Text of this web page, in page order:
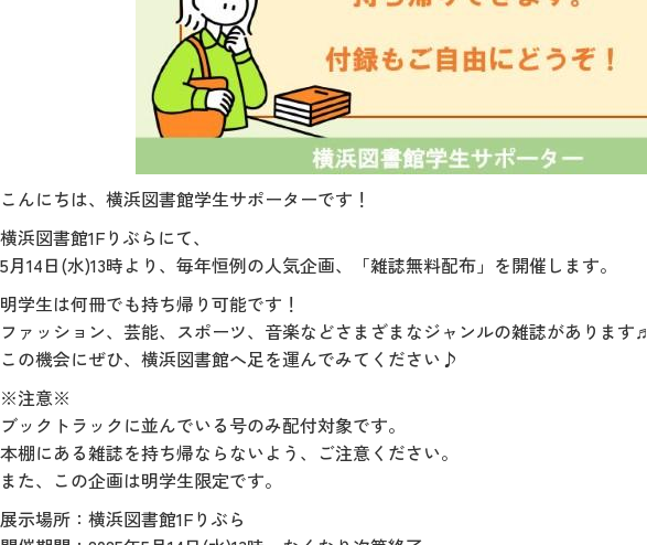
こんにちは、横浜図書館学生サポーターです！
横浜図書館1Fりぶらにて、
5月14日(水)13時より、毎年恒例の人気企画、「雑誌無料配布」を開催します。
明学生は何冊でも持ち帰り可能です！
ファッション、芸能、スポーツ、音楽などさまざまなジャンルの雑誌があります♬
この機会にぜひ、横浜図書館へ足を運んでみてください♪
※注意※
ブックトラックに並んでいる号のみ配付対象です。
本棚にある雑誌を持ち帰ならないよう、ご注意ください。
また、この企画は明学生限定です。
展示場所：横浜図書館1Fりぶら